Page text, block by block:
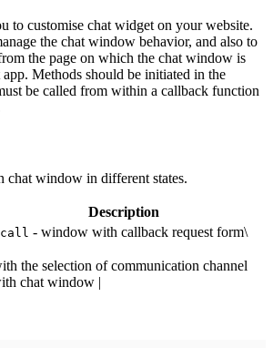
to customise chat widget on your website.
the chat window behavior, and also to
the page on which the chat window is
Methods should be initiated in the
be called from within a callback function
chat window in different states.
Description
call - window with callback request form\
the selection of communication channel
chat window |